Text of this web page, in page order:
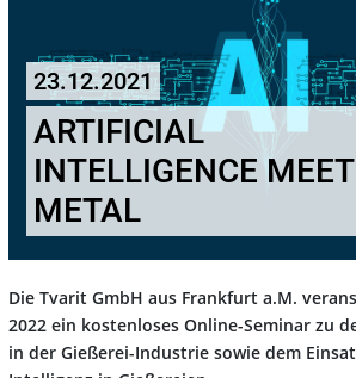
23.12.2021
ARTIFICIAL
INTELLIGENCE
METAL
Die Tvarit GmbH aus Frankfurt a.M.
2022 ein kostenloses Online-Seminar zu
in der Gießerei-Industrie sowie dem